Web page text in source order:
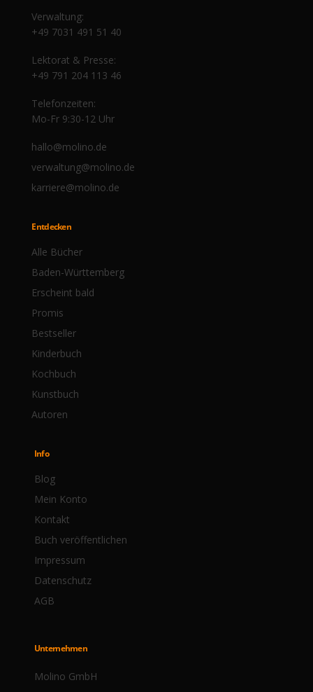
Verwaltung:
+49 7031 491 51 40
Lektorat & Presse:
+49 791 204 113 46
Telefonzeiten:
Mo-Fr 9:30-12 Uhr
hallo@molino.de
verwaltung@molino.de
karriere@molino.de
Entdecken
Alle Bücher
Erscheint bald
Bestseller
Baden-Württemberg
Promis
Kinderbuch
Kochbuch
Kunstbuch
Autoren
Info
Blog
Mein Konto
Kontakt
Buch veröffentlichen
Impressum
Datenschutz
AGB
Unternehmen
Molino GmbH